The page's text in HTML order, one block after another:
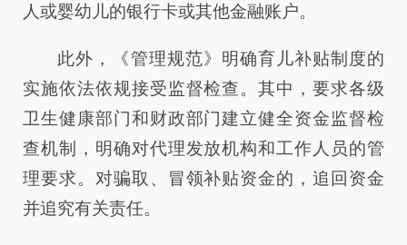
人或婴幼儿的银行卡或其他金融账户。
此外，《管理规范》明确育儿补贴制度的
实施依法依规接受监督检查。其中，要求各级
卫生健康部门和财政部门建立健全资金监督检
查机制，明确对代理发放机构和工作人员的管
理要求。对骗取、冒领补贴资金的，追回资金
并追究有关责任。